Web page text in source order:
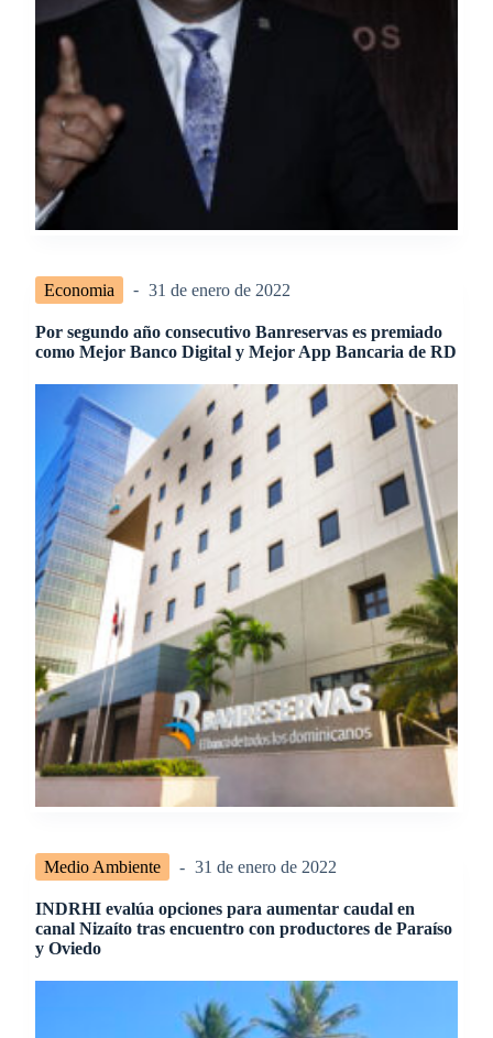
Economia 31 de enero de 2022
Por segundo año consecutivo Banreservas es premiado
como Mejor Banco Digital y Mejor App Bancaria de RD
Medio Ambiente 31 de enero de 2022
INDRHI evalúa opciones para aumentar caudal en
canal Nizaíto tras encuentro con productores de Paraíso
y Oviedo